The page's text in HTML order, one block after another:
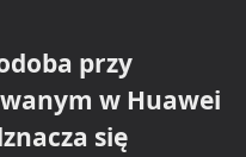
przy
w Huawei
się